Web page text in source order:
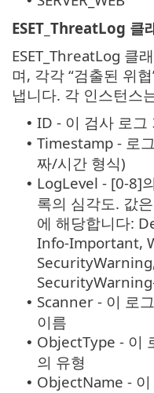
ESET_ThreatLog 클
ESET_ThreatLog 클
며, 각각 “검출된 위
냅니다. 각 인스턴스
• ID - 이 검사 로그
• Timestamp - 로
짜/시간 형식)
• LogLevel - [0-8]
록의 심각도. 값
에 해당합니다:
Info-Important,
• Scanner - 이 로
이름
• ObjectType - 이
의 유형
• ObjectName -